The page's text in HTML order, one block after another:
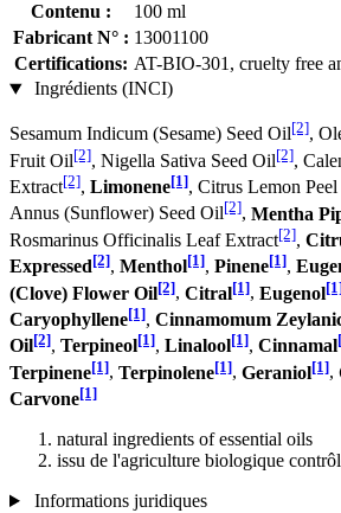
Contenu :
100 ml
Fabricant N° : 13001100
Certifications: AT-BIO-301, cruelty free
Ingrédients (INCI)
Sesamum Indicum (Sesame) Seed Oil[2],
Fruit Oil[2], Nigella Sativa Seed Oil[2],
Extract[2], Limonene[1], Citrus Lemon
Annus (Sunflower) Seed Oil[2], Mentha
Rosmarinus Officinalis Leaf Extract[2],
Expressed[2], Menthol[1], Pinene[1],
(Clove) Flower Oil[2], Citral[1], Eugenol
Caryophyllene[1], Cinnamomum
Oil[2], Terpineol[1], Linalool[1], Cinnamal
Terpinene[1], Terpinolene[1], Geraniol[1],
Carvone[1]
natural ingredients of essential oils
issu de l'agriculture biologique
Informations juridiques